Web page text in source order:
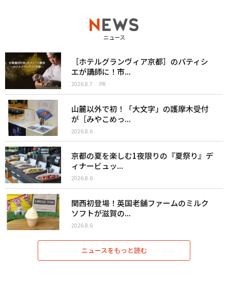
ニュース
［ホテルグランヴィア京都］のパティシ
エが講師に！市...
2026.8.7 PR
山麓以外で初！「大文字」の護摩木受付
が［みやこめっ...
2026.8.6
京都の夏を楽しむ1夜限りの『夏祭り』デ
ィナービュッ...
2026.8.6
関西初登場！英国老舗ファームのミルク
ソフトが滋賀の...
2026.8.6
ニュースをもっと読む